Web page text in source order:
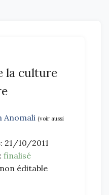
la culture
Anomali (voir aussi
: 21/10/2011
: finalisé
éditable